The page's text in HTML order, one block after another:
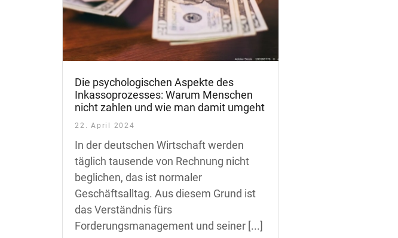
Die psychologischen Aspekte des
Inkassoprozesses: Warum Menschen
nicht zahlen und wie man damit umgeht
22. April 2024
In der deutschen Wirtschaft werden
täglich tausende von Rechnung nicht
beglichen, das ist normaler
Geschäftsalltag. Aus diesem Grund ist
das Verständnis fürs
Forderungsmanagement und seiner [...]